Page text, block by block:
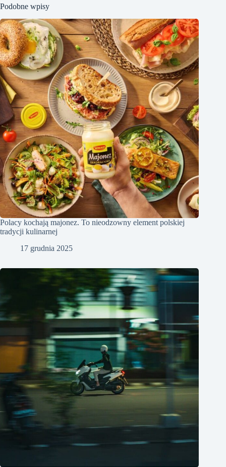
Podobne wpisy
Polacy kochają majonez. To nieodzowny element polskiej
tradycji kulinarnej
17 grudnia 2025